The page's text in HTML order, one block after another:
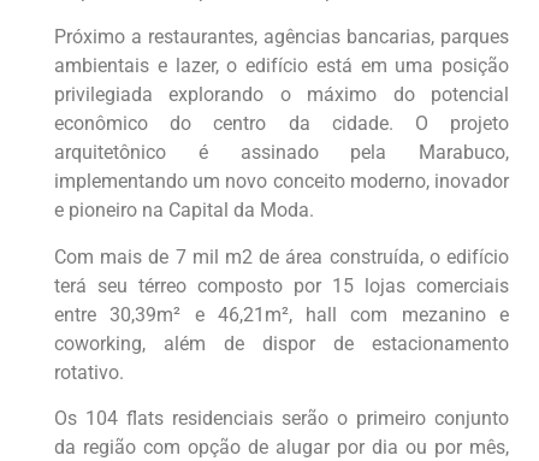
Próximo a restaurantes, agências bancarias, parques
ambientais e lazer, o edifício está em uma posição
privilegiada explorando o máximo do potencial
econômico do centro da cidade. O projeto
arquitetônico é assinado pela Marabuco,
implementando um novo conceito moderno, inovador
e pioneiro na Capital da Moda.
Com mais de 7 mil m2 de área construída, o edifício
terá seu térreo composto por 15 lojas comerciais
entre 30,39m² e 46,21m², hall com mezanino e
coworking, além de dispor de estacionamento
rotativo.
Os 104 flats residenciais serão o primeiro conjunto
da região com opção de alugar por dia ou por mês,